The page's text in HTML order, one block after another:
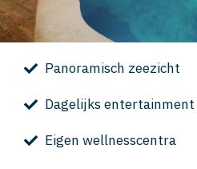
Panoramisch zeezicht
Dagelijks entertainment
Eigen wellnesscentra